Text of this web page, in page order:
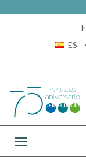
ES
Toggle navigation